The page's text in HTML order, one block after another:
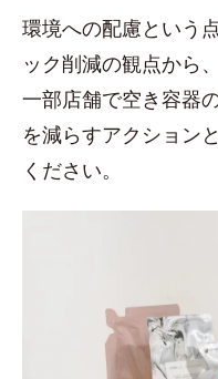
環境への配慮という
ック削減の観点から
一部店舗で空き容器
を減らすアクション
ください。